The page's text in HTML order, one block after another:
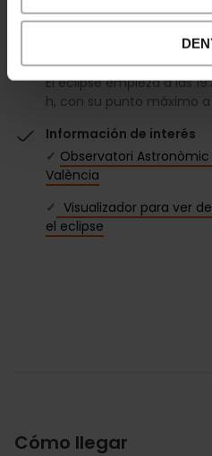
Fecha
12/08/2026 - 12/08/2026
El eclipse empieza a las
h, con su punto máximo a
Información de interés
✓ Observatori
València
✓ Visualizador para ver
el eclipse
Cómo llegar